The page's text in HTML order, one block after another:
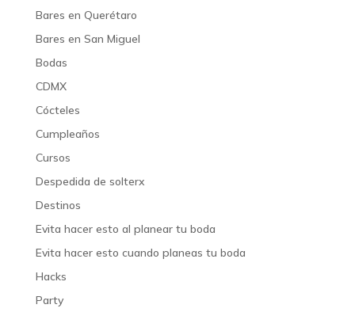
Bares en Querétaro
Bares en San Miguel
Bodas
CDMX
Cócteles
Cumpleaños
Cursos
Despedida de solterx
Destinos
Evita hacer esto al planear tu boda
Evita hacer esto cuando planeas tu boda
Hacks
Party